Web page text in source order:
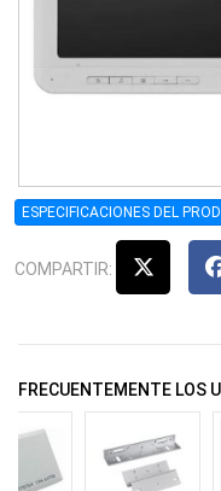
ESPECIFICACIONES DEL
COMPARTIR:
FRECUENTEMENTE LOS